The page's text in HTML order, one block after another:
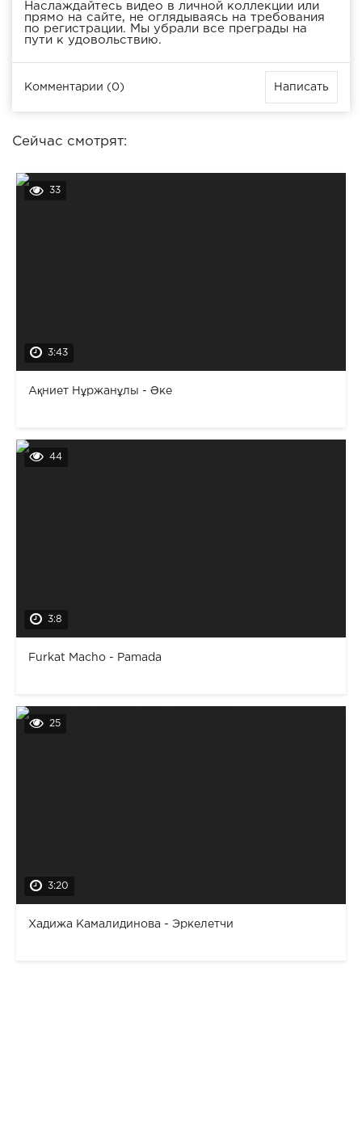
Наслаждайтесь видео в личной коллекции или
прямо на сайте, не оглядываясь на требования
по регистрации. Мы убрали все преграды на
пути к удовольствию.
Комментарии (0) Написать
Сейчас смотрят:
33
3:43
Ақниет Нұржанұлы - Әке
44
3:8
Furkat Macho - Pamada
25
3:20
Хадижа Камалидинова - Эркелетчи